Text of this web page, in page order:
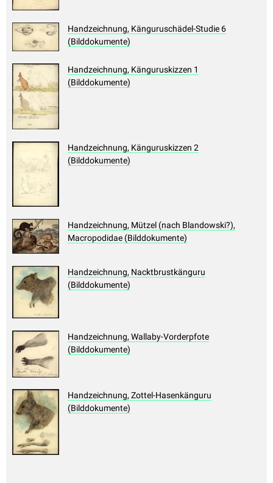
Handzeichnung, Känguruschädel-Studie 6
(Bilddokumente)
Handzeichnung, Känguruskizzen 1
(Bilddokumente)
Handzeichnung, Känguruskizzen 2
(Bilddokumente)
Handzeichnung, Mützel (nach Blandowski?),
Macropodidae (Bilddokumente)
Handzeichnung, Nacktbrustkänguru
(Bilddokumente)
Handzeichnung, Wallaby-Vorderpfote
(Bilddokumente)
Handzeichnung, Zottel-Hasenkänguru
(Bilddokumente)